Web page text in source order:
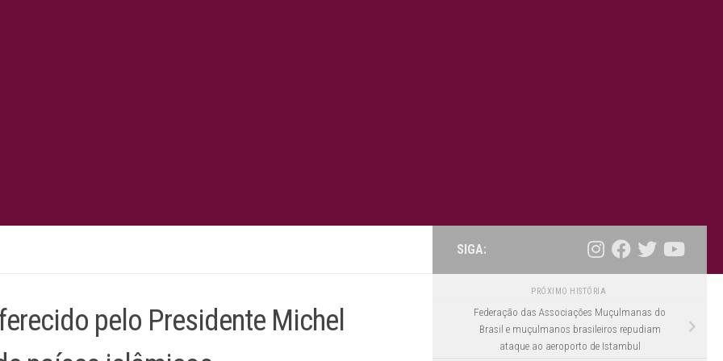
pelo Presidente Michel
SIGA:
PRÓXIMO HISTÓRIA
Federação das Associações Muçulmanas do
Brasil e muçulmanos brasileiros repudiam
ataque ao aeroporto de Istambul